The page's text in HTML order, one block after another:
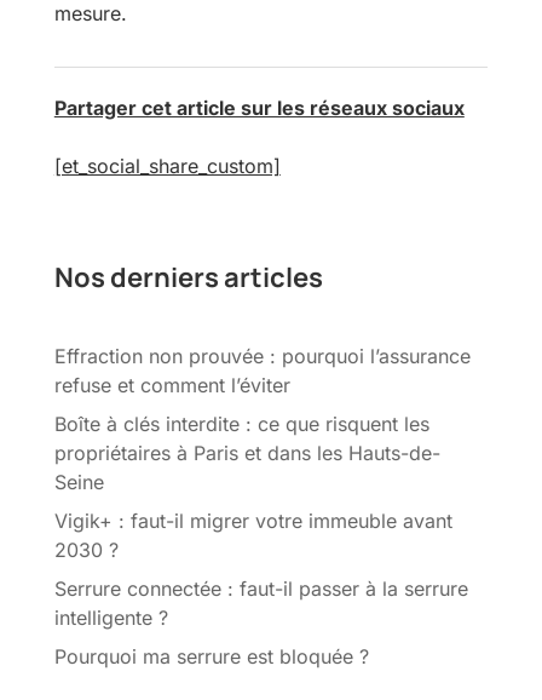
mesure.
Partager cet article sur les réseaux sociaux
[et_social_share_custom]
Nos derniers articles
Effraction non prouvée : pourquoi l’assurance
refuse et comment l’éviter
Boîte à clés interdite : ce que risquent les
propriétaires à Paris et dans les Hauts-de-
Seine
Vigik+ : faut-il migrer votre immeuble avant
2030 ?
Serrure connectée : faut-il passer à la serrure
intelligente ?
Pourquoi ma serrure est bloquée ?